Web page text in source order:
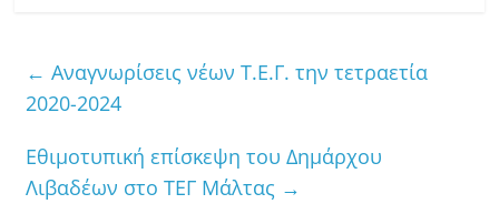
← Αναγνωρίσεις νέων Τ.Ε.Γ. την τετραετία
2020-2024
Εθιμοτυπική επίσκεψη του Δημάρχου
Λιβαδέων στο ΤΕΓ Μάλτας →